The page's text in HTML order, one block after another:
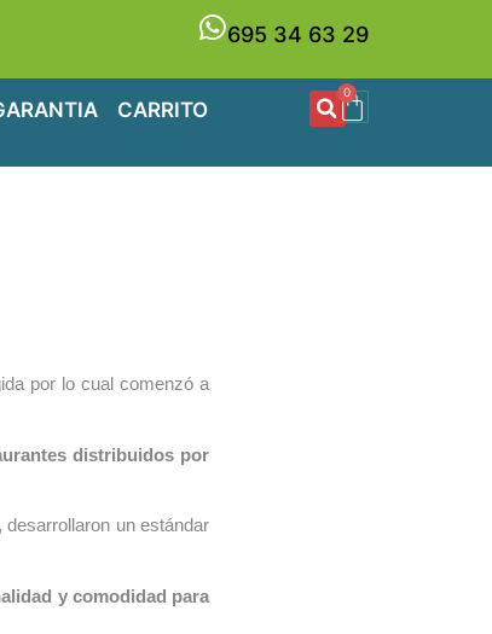
695 34 63 29
CARRITO
0
por lo cual comenzó a
distribuidos por
un estándar
y comodidad para